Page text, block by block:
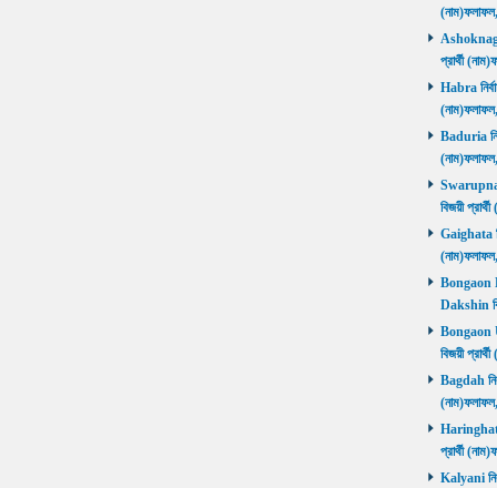
প্রার্থী
Habra
Baduria
বিজয়ী
Gaighata
Bongaon
Dakshin
Bongaon
বিজয়ী
Bagdah
Haringhata
প্রার্থী
Kalyani